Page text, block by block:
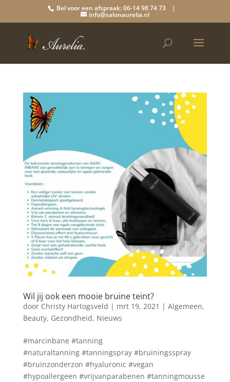
Bel voor een afspraak: 06-14 98 74 73 |
info@salonaurelia.nl
Wil jij ook een mooie bruine teint?
door Christy Hartogsveld | mrt 19, 2021 | Algemeen,
Beauty, Gezondheid, Nieuws
#marcinbane #tanning
#naturaltanning #tanningspray #bruiningsspray
#bruinzonderzon #hyaluronic #vegan
#hypoallergeen #vrijvanparabenen #tanningmousse